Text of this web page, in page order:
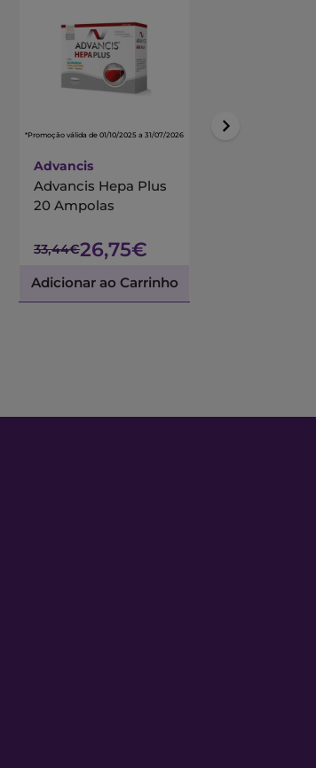
*Promoção válida de 01/10/2025 a 31/07/2026
Advancis
Advancis Hepa Plus
20 Ampolas
33,44€26,75€
Adicionar ao Carrinho
*Promoção válida de 01/